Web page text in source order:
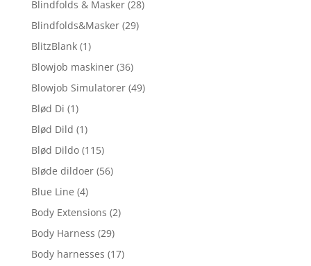
Blindfolds & Masker (28)
Blindfolds&Masker (29)
BlitzBlank (1)
Blowjob maskiner (36)
Blowjob Simulatorer (49)
Blød Di (1)
Blød Dild (1)
Blød Dildo (115)
Bløde dildoer (56)
Blue Line (4)
Body Extensions (2)
Body Harness (29)
Body harnesses (17)